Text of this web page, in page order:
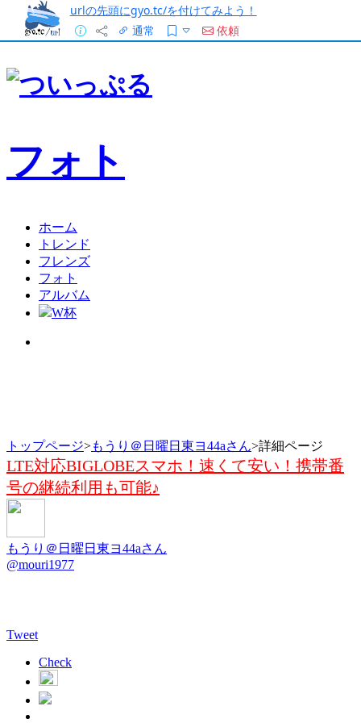
urlの先頭にgyo.tc/を付けてみよう！
通常
依頼